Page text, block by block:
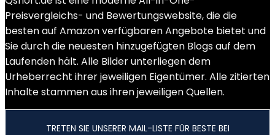
Preisvergleichs- und Bewertungswebsite, die die
besten auf Amazon verfügbaren Angebote bietet und
Sie durch die neuesten hinzugefügten Blogs auf dem
Laufenden hält. Alle Bilder unterliegen dem
Urheberrecht ihrer jeweiligen Eigentümer. Alle zitierten
Inhalte stammen aus ihren jeweiligen Quellen.
TRETEN SIE UNSERER MAIL-LISTE FÜR BESTE BEI